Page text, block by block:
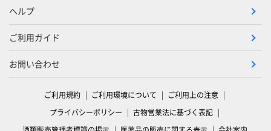
ヘルプ
ご利用ガイド
お問い合わせ
ご利用規約 ご利用環境について
ご利用上の注意
プライバシーポリシー
古物営業法に基づく表記